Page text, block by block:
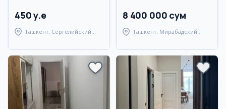
450 y.e
Ташкент, Сергелийский
8 400 000 сум
Ташкент, Мирабадский